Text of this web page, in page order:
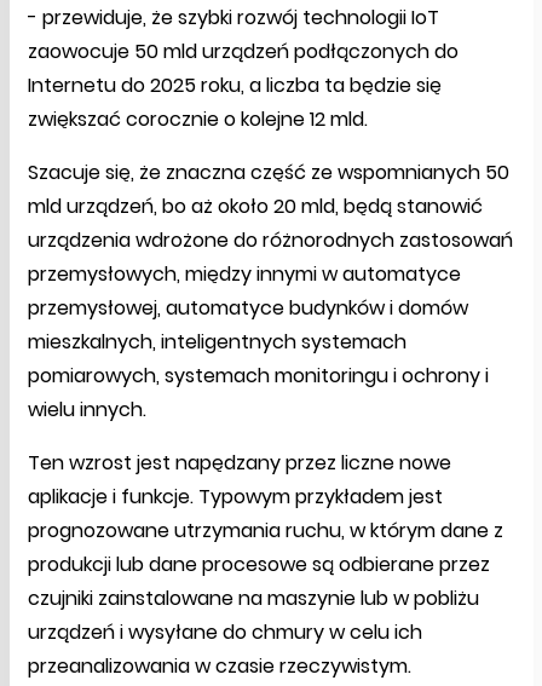
- przewiduje, że szybki rozwój technologii IoT
zaowocuje 50 mld urządzeń podłączonych do
Internetu do 2025 roku, a liczba ta będzie się
zwiększać corocznie o kolejne 12 mld.
Szacuje się, że znaczna część ze wspomnianych 50
mld urządzeń, bo aż około 20 mld, będą stanowić
urządzenia wdrożone do różnorodnych zastosowań
przemysłowych, między innymi w automatyce
przemysłowej, automatyce budynków i domów
mieszkalnych, inteligentnych systemach
pomiarowych, systemach monitoringu i ochrony i
wielu innych.
Ten wzrost jest napędzany przez liczne nowe
aplikacje i funkcje. Typowym przykładem jest
prognozowane utrzymania ruchu, w którym dane z
produkcji lub dane procesowe są odbierane przez
czujniki zainstalowane na maszynie lub w pobliżu
urządzeń i wysyłane do chmury w celu ich
przeanalizowania w czasie rzeczywistym.